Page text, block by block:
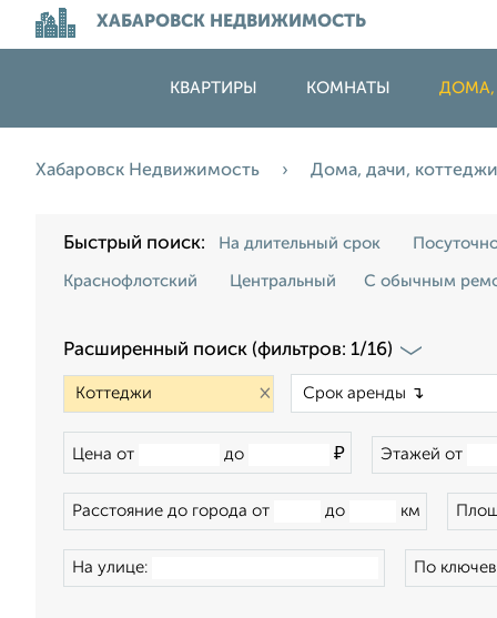
ХАБАРОВСК НЕДВИЖИМОСТЬ
КВАРТИРЫ КОМНАТЫ ДОМА,
Хабаровск Недвижимость Дома, дачи, коттеджи
Быстрый поиск: На длительный срок
Краснофлотский Центральный С обычным
Расширенный поиск (фильтров: 1/16)
×
Цена от до ₽ Этажей от
Расстояние до города от до км
На улице: По